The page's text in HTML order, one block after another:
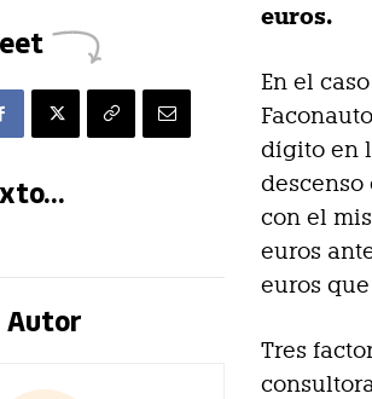
Autor
euros.
En el
dígito en
descenso
con el
euros
euros
Tres